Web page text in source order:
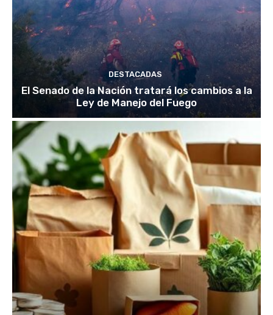
DESTACADAS
El Senado de la Nación tratará los cambios a la
Ley de Manejo del Fuego